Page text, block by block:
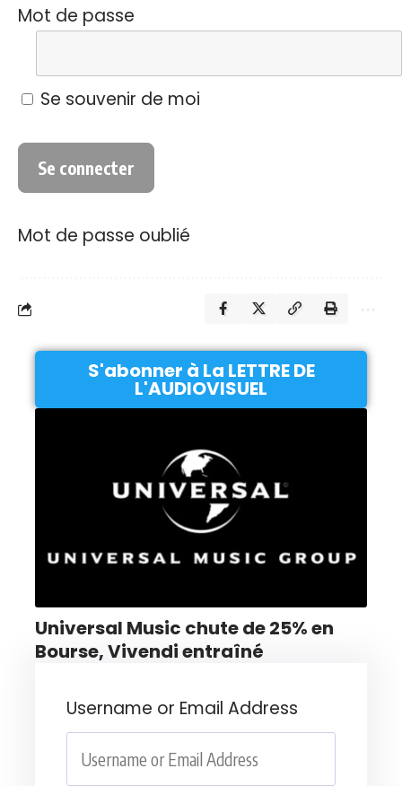
Mot de passe
Se souvenir de moi
Mot de passe oublié
S'abonner à La LETTRE DE
L'AUDIOVISUEL
Universal Music chute de 25% en
Bourse, Vivendi entraîné
Username or Email Address